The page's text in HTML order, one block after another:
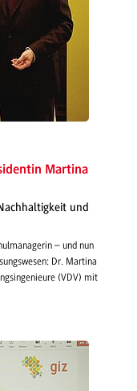
Martina
und
– und nun
Dr. Martina
(VDV) mit